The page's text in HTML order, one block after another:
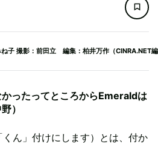
子 撮影：前田立 編集：柏井万作（CINRA.NET
ったってところからEmeraldは
）
ん」付けにします）とは、付か